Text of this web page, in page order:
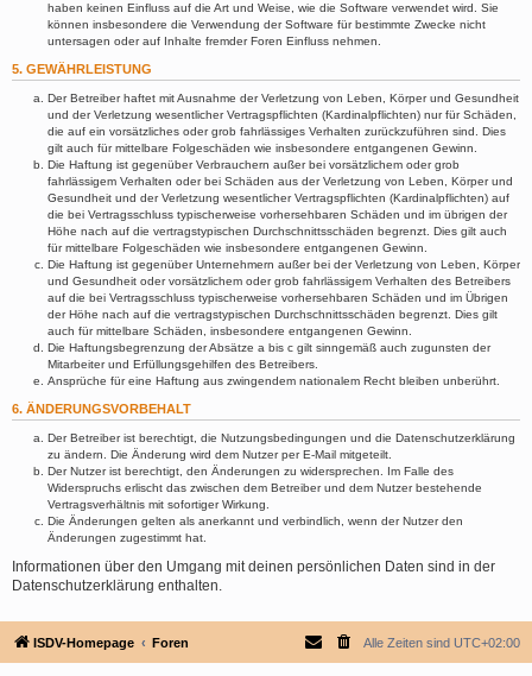
haben keinen Einfluss auf die Art und Weise, wie die Software verwendet wird. Sie
können insbesondere die Verwendung der Software für bestimmte Zwecke nicht
untersagen oder auf Inhalte fremder Foren Einfluss nehmen.
5. GEWÄHRLEISTUNG
Der Betreiber haftet mit Ausnahme der Verletzung von Leben, Körper und Gesundheit
und der Verletzung wesentlicher Vertragspflichten (Kardinalpflichten) nur für Schäden,
die auf ein vorsätzliches oder grob fahrlässiges Verhalten zurückzuführen sind. Dies
gilt auch für mittelbare Folgeschäden wie insbesondere entgangenen Gewinn.
Die Haftung ist gegenüber Verbrauchern außer bei vorsätzlichem oder grob
fahrlässigem Verhalten oder bei Schäden aus der Verletzung von Leben, Körper und
Gesundheit und der Verletzung wesentlicher Vertragspflichten (Kardinalpflichten) auf
die bei Vertragsschluss typischerweise vorhersehbaren Schäden und im übrigen der
Höhe nach auf die vertragstypischen Durchschnittsschäden begrenzt. Dies gilt auch
für mittelbare Folgeschäden wie insbesondere entgangenen Gewinn.
Die Haftung ist gegenüber Unternehmern außer bei der Verletzung von Leben, Körper
und Gesundheit oder vorsätzlichem oder grob fahrlässigem Verhalten des Betreibers
auf die bei Vertragsschluss typischerweise vorhersehbaren Schäden und im Übrigen
der Höhe nach auf die vertragstypischen Durchschnittsschäden begrenzt. Dies gilt
auch für mittelbare Schäden, insbesondere entgangenen Gewinn.
Die Haftungsbegrenzung der Absätze a bis c gilt sinngemäß auch zugunsten der
Mitarbeiter und Erfüllungsgehilfen des Betreibers.
Ansprüche für eine Haftung aus zwingendem nationalem Recht bleiben unberührt.
6. ÄNDERUNGSVORBEHALT
Der Betreiber ist berechtigt, die Nutzungsbedingungen und die Datenschutzerklärung
zu ändern. Die Änderung wird dem Nutzer per E-Mail mitgeteilt.
Der Nutzer ist berechtigt, den Änderungen zu widersprechen. Im Falle des
Widerspruchs erlischt das zwischen dem Betreiber und dem Nutzer bestehende
Vertragsverhältnis mit sofortiger Wirkung.
Die Änderungen gelten als anerkannt und verbindlich, wenn der Nutzer den
Änderungen zugestimmt hat.
Informationen über den Umgang mit deinen persönlichen Daten sind in der
Datenschutzerklärung enthalten.
ISDV-Homepage Foren Alle Zeiten sind UTC+02:00